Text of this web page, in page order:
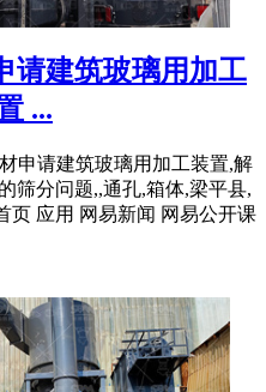
请建筑玻璃用加工
...
申请建筑玻璃用加工装置,解
筛分问题,,通孔,箱体,梁平县,
页 应用 网易新闻 网易公开课